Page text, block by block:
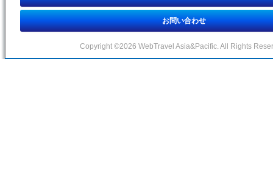
お問い合わせ
Copyright ©2026 WebTravel Asia&Pacific. All Rights